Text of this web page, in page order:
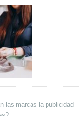
las marcas la publicidad